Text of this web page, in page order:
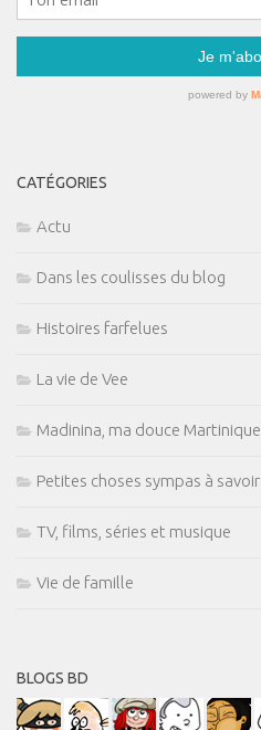
CATÉGORIES
Actu
Dans les coulisses du blog
Histoires farfelues
La vie de Vee
Madinina, ma douce Martinique
Petites choses sympas à savoir
TV, films, séries et musique
Vie de famille
BLOGS BD